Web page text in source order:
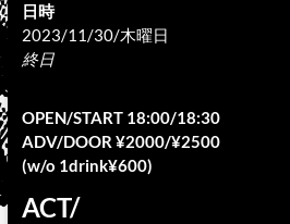
日時
2023/11/30/木曜日
終日
OPEN/START 18:00/18:30
ADV/DOOR ¥2000/¥2500
(w/o 1drink¥600)
ACT/